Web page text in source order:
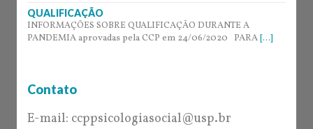
QUALIFICAÇÃO
INFORMAÇÕES SOBRE QUALIFICAÇÃO DURANTE A
PANDEMIA aprovadas pela CCP em 24/06/2020 PARA[...]
Contato
E-mail: ccppsicologiasocial@usp.br